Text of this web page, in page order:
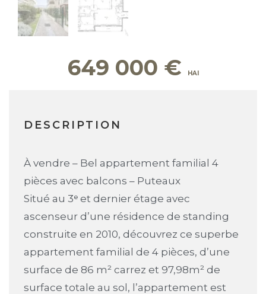
649 000 €
DESCRIPTION
À vendre – Bel appartement familial 4
pièces avec balcons – Puteaux
Situé au 3ᵉ et dernier étage avec
ascenseur d’une résidence de standing
construite en 2010, découvrez ce superbe
appartement familial de 4 pièces, d’une
surface de 86 m² carrez et 97,98m² de
surface totale au sol, l’appartement est